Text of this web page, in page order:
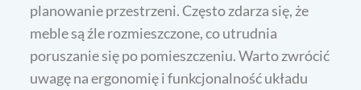
planowanie przestrzeni. Często zdarza się, że
meble są źle rozmieszczone, co utrudnia
poruszanie się po pomieszczeniu. Warto zwrócić
uwagę na ergonomię i funkcjonalność układu